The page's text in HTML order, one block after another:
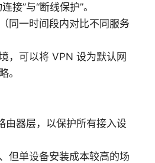
接”与“断线保护”。
同一时间段内对比不同服务
，可以将 VPN 设为默认网
。
由器层，以保护所有接入设
但单设备安装成本较高的场